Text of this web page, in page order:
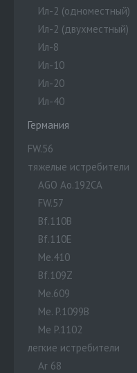
Ил-2 (одноместный)
Ил-2 (двухместный)
Ил-8
Ил-10
Ил-20
Ил-40
Германия
FW.56
тяжелые истребители
AGO Ao.192CA
FW.57
Bf.110B
Bf.110E
Me.410
Bf.109Z
Me.609
Me. P.1099B
Me P.1102
легкие истребители
Ar 68